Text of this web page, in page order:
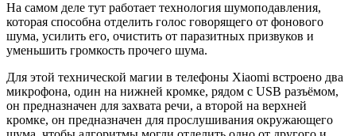
На самом деле тут работает технология шумоподавления,
которая способна отделить голос говорящего от фонового
шума, усилить его, очистить от паразитных призвуков и
уменьшить громкость прочего шума.
Для этой технической магии в телефоны Xiaomi встроено два
микрофона, один на нижней кромке, рядом с USB разъёмом,
он предназначен для захвата речи, а второй на верхней
кромке, он предназначен для прослушивания окружающего